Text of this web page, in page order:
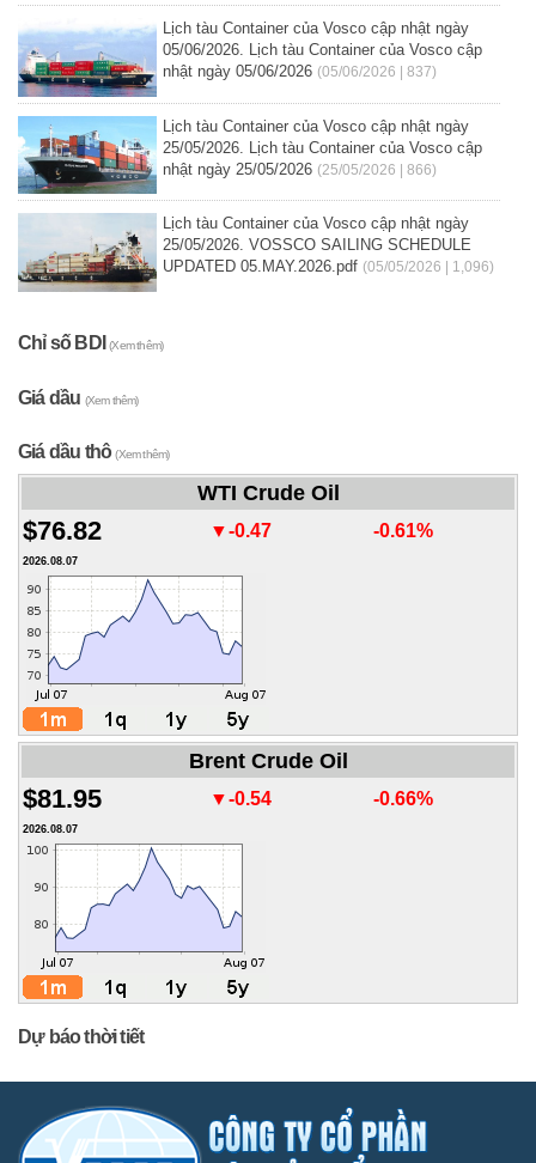
Lịch tàu Container của Vosco cập nhật ngày
05/06/2026. Lịch tàu Container của Vosco cập
nhật ngày 05/06/2026 (05/06/2026 | 837)
Lịch tàu Container của Vosco cập nhật ngày
25/05/2026. Lịch tàu Container của Vosco cập
nhật ngày 25/05/2026 (25/05/2026 | 866)
Lịch tàu Container của Vosco cập nhật ngày
25/05/2026. VOSSCO SAILING SCHEDULE
UPDATED 05.MAY.2026.pdf (05/05/2026 | 1,096)
Chỉ số BDI(Xem thêm)
Giá dầu (Xem thêm)
Giá dầu thô(Xem thêm)
WTI Crude Oil
$76.82 ▼-0.47 -0.61%
2026.08.07
Brent Crude Oil
$81.95 ▼-0.54 -0.66%
2026.08.07
Dự báo thời tiết